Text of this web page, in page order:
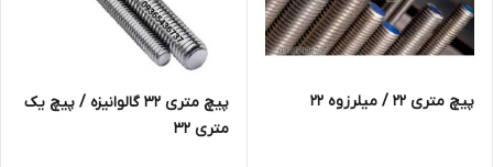
پیچ متری 22 / میلرزوه ۲۲
پیچ متری 32 گالوانیزه / پیچ یک
متری 32